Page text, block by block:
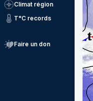
Climat région
T°C records
Faire un don